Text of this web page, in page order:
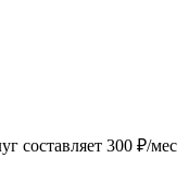
составляет 300 ₽/мес